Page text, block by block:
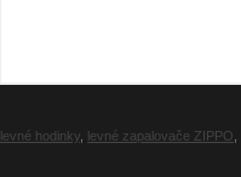
levné hodinky levné zapalovače ZIPPO